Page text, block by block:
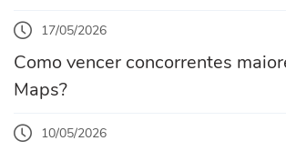
17/05/2026
Como vencer concorrentes
Maps?
10/05/2026